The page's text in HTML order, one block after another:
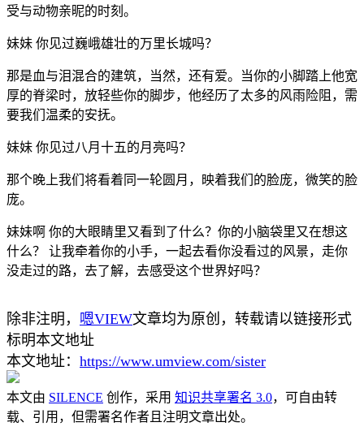
受与动物亲昵的时刻。
妹妹 你见过巍峨雄壮的万里长城吗？
那是血与泪混合的建筑，当然，还有爱。当你的小脚踏上他宽
厚的脊梁时，放轻些你的脚步，他经历了太多的风雨险阻，需
要我们温柔的安抚。
妹妹 你见过八月十五的月亮吗？
那个晚上我们将看着同一轮圆月，映着我们的脸庞，微笑的脸
庞。
妹妹啊 你的大眼睛里又看到了什么？你的小脑袋里又在想这
什么？ 让我牵着你的小手，一起去看你没看过的风景，走你
没走过的路，去了解，去感受这个世界好吗？
除非注明， 嗯VIEW文章均为原创，转载请以链接形式
标明本文地址
本文地址： https://www.umview.com/sister
本文由 SILENCE 创作，采用 知识共享署名 3.0，可自由转
载、引用，但需署名作者且注明文章出处。